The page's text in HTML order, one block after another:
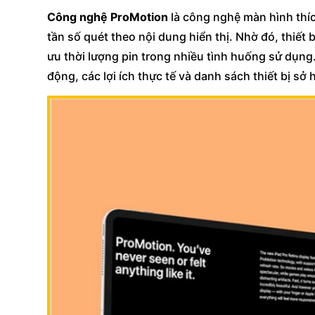
Công nghệ ProMotion là công nghệ màn hình
tần số quét theo nội dung hiển thị. Nhờ đó, thiết
ưu thời lượng pin trong nhiều tình huống sử
động, các lợi ích thực tế và danh sách thiết bị sở